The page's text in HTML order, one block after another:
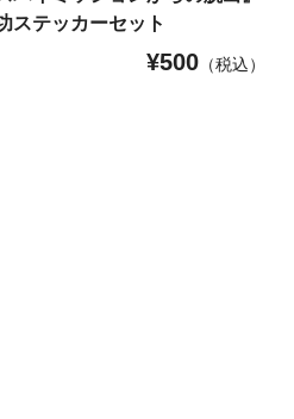
ステッカーセット
¥500（税込）